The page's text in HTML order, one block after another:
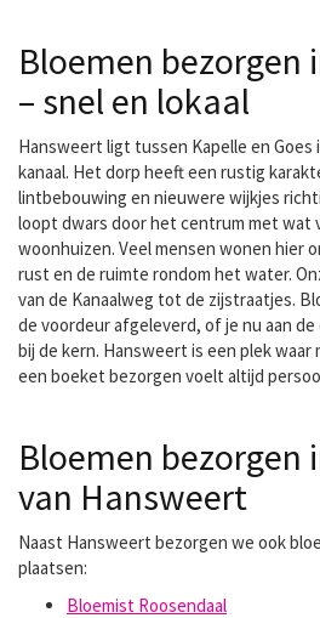
Bloemen bezorgen
– snel en lokaal
Hansweert ligt tussen Kapelle en Goes
kanaal. Het dorp heeft een rustig
lintbebouwing en nieuwere wijkjes
loopt dwars door het centrum met wat
woonhuizen. Veel mensen wonen hier
rust en de ruimte rondom het water.
van de Kanaalweg tot de zijstraatjes.
de voordeur afgeleverd, of je nu aan
bij de kern. Hansweert is een plek waar
een boeket bezorgen voelt altijd
Bloemen bezorgen
van Hansweert
Naast Hansweert bezorgen we ook
plaatsen:
Bloemist Roosendaal